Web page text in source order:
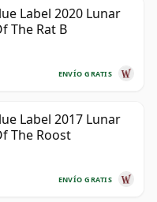
Label 2020 Lunar
The Rat B
ENVÍO GRATIS
Label 2017 Lunar
The Roost
ENVÍO GRATIS